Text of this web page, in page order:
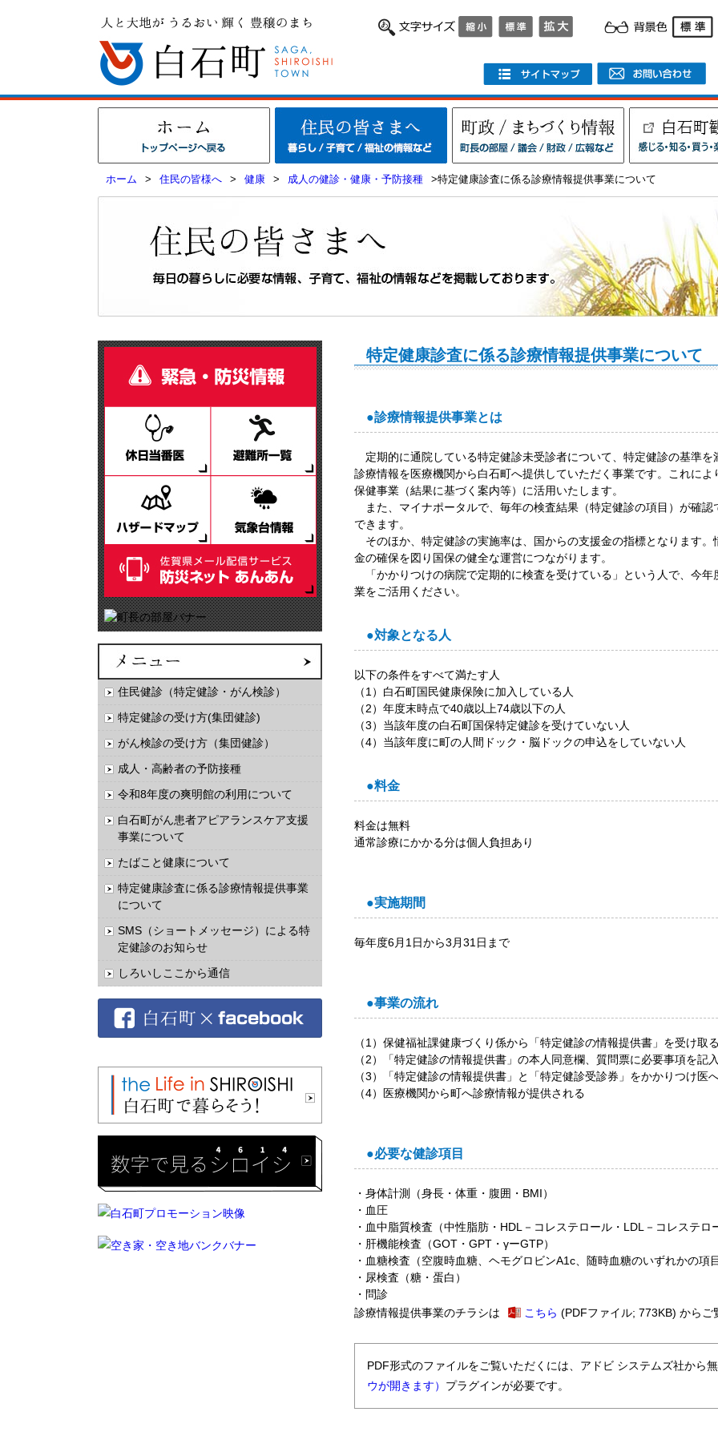
ホーム > 住民の皆様へ > 健康 > 成人の健診・健康・予防接種 >特定健康診査に係る診療情報提供事業について
住民健診（特定健診・がん検診）
特定健診の受け方(集団健診)
がん検診の受け方（集団健診）
成人・高齢者の予防接種
令和8年度の爽明館の利用について
白石町がん患者アピアランスケア支援
事業について
たばこと健康について
特定健康診査に係る診療情報提供事業
について
SMS（ショートメッセージ）による特
定健診のお知らせ
しろいしここから通信
特定健康診査に係る診療情報提供事業について
●診療情報提供事業とは
定期的に通院している特定健診未受診者について、特定健診の基準
診療情報を医療機関から白石町へ提供していただく事業です。これに
保健事業（結果に基づく案内等）に活用いたします。
また、マイナポータルで、毎年の検査結果（特定健診の項目）が確
できます。
そのほか、特定健診の実施率は、国からの支援金の指標となります
金の確保を図り国保の健全な運営につながります。
「かかりつけの病院で定期的に検査を受けている」という人で、今
業をご活用ください。
●対象となる人
以下の条件をすべて満たす人
（1）白石町国民健康保険に加入している人
（2）年度末時点で40歳以上74歳以下の人
（3）当該年度の白石町国保特定健診を受けていない人
（4）当該年度に町の人間ドック・脳ドックの申込をしていない人
●料金
料金は無料
通常診療にかかる分は個人負担あり
●実施期間
毎年度6月1日から3月31日まで
●事業の流れ
（1）保健福祉課健康づくり係から「特定健診の情報提供書」を受け取る
（2）
「特定健診の情報提供書」の本人同意欄、質問票に必要事項を記
（3）「特定健診の情報提供書」と「特定健診受診券」をかかりつけ医
（4）医療機関から町へ診療情報が提供される
●必要な健診項目
・身体計測（身長・体重・腹囲・BMI）
・血圧
・血中脂質検査（中性脂肪・HDL－コレステロール・LDL－コレステロ
・肝機能検査（GOT・GPT・γーGTP）
・血糖検査（空腹時血糖、ヘモグロビンA1c、随時血糖のいずれかの項
・尿検査（糖・蛋白）
・問診
診療情報提供事業のチラシは
こちら (PDFファイル; 773KB) からご
PDF形式のファイルをご覧いただくには、アドビ システムズ社から
ウが開きます） プラグインが必要です。